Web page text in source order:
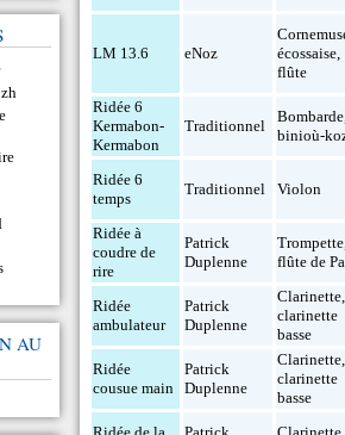
AU
LM 13.6 eNoz
écossaise,
flûte
Ridée 6
Kermabon-
Kermabon
Traditionnel
Bombarde
binioù-
Ridée 6
temps
Traditionnel Violon
Ridée à
coudre de
rire
Patrick
Duplenne
Trompette
flûte de
Ridée
ambulateur
Patrick
Duplenne
Clarinette,
clarinette
basse
Ridée
cousue main
Patrick
Duplenne
Clarinette,
clarinette
basse